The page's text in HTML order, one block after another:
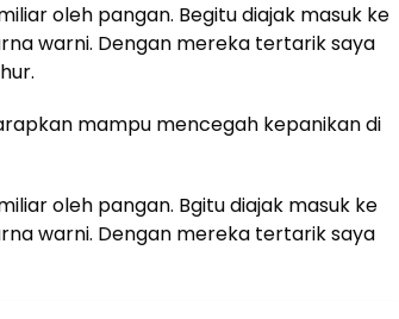
oleh pangan. Begitu diajak masuk ke
warni. Dengan mereka tertarik saya
mampu mencegah kepanikan di
oleh pangan. Bgitu diajak masuk ke
warni. Dengan mereka tertarik saya